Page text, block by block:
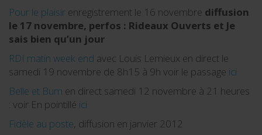
Pour le plaisir enregistrement le 16 novembre diffusion
le 17 novembre, perfos : Rideaux Ouverts et Je
sais bien qu’un jour
RDI matin week end avec Louis Lemieux en direct le
samedi 19 novembre de 8h15 à 9h voir le passage ici
Belle et Bum en direct samedi 12 novembre à 21 heures
: voir En pointillé ici
Fidèle au poste, diffusion en janvier 2012